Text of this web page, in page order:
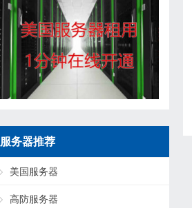
服务器推荐
美国服务器
高防服务器